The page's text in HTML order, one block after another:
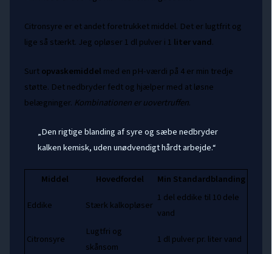
Citronsyre er et andet foretrukket middel. Det er lugtfrit og
lige så stærkt. Jeg opløser 1 dl pulver i 1 litervand.
Surtopvaskemiddel med en pH-værdi på 4 er min tredje
støtte. Det nedbryder fedt og hjælper med at løsne
belægninger. Kombinationen er uovertruffen.
„Den rigtige blanding af syre og sæbe nedbryder
kalken kemisk, uden unødvendigt hårdt arbejde.“
Middel Hovedfordel Min Standardblanding
Eddike Stærk kalkopløser
1 del eddike til 10 dele
vand
Citronsyre
Lugtfri og
skånsom
1 dl pulver pr. liter vand